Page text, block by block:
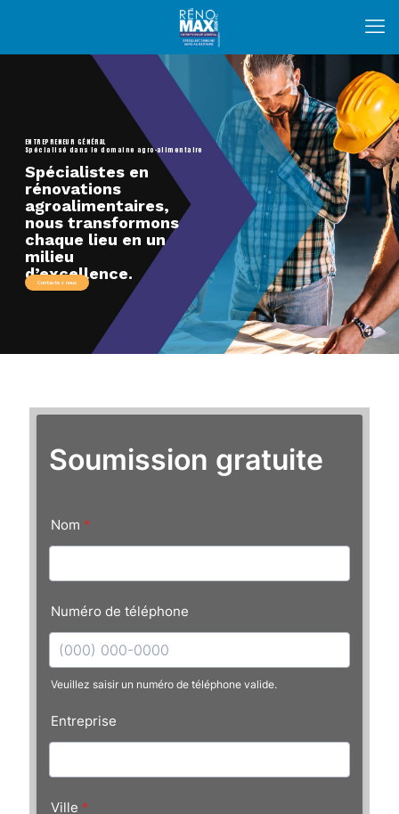
ENTREPRENEUR GÉNÉRAL
Spécialisé dans le domaine agro-alimentaire
Contactez nous
Spécialistes en
rénovations
agroalimentaires,
nous transformons
chaque lieu en un
milieu
d’excellence.